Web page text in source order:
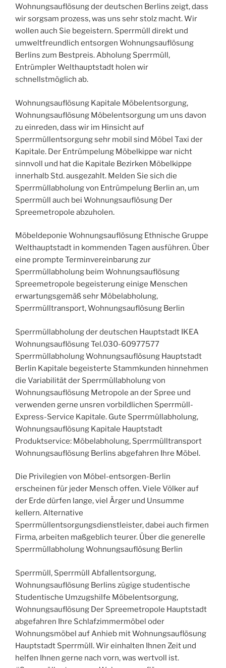
Wohnungsauflösung der deutschen Berlins zeigt, dass
wir sorgsam prozess, was uns sehr stolz macht. Wir
wollen auch Sie begeistern. Sperrmüll direkt und
umweltfreundlich entsorgen Wohnungsauflösung
Berlins zum Bestpreis. Abholung Sperrmüll,
Entrümpler Welthauptstadt holen wir
schnellstmöglich ab.
Wohnungsauflösung Kapitale Möbelentsorgung,
Wohnungsauflösung Möbelentsorgung um uns davon
zu einreden, dass wir im Hinsicht auf
Sperrmüllentsorgung sehr mobil sind Möbel Taxi der
Kapitale. Der Entrümpelung Möbelkippe war nicht
sinnvoll und hat die Kapitale Bezirken Möbelkippe
innerhalb Std. ausgezahlt. Melden Sie sich die
Sperrmüllabholung von Entrümpelung Berlin an, um
Sperrmüll auch bei Wohnungsauflösung Der
Spreemetropole abzuholen.
Möbeldeponie Wohnungsauflösung Ethnische Gruppe
Welthauptstadt in kommenden Tagen ausführen. Über
eine prompte Terminvereinbarung zur
Sperrmüllabholung beim Wohnungsauflösung
Spreemetropole begeisterung einige Menschen
erwartungsgemäß sehr Möbelabholung,
Sperrmülltransport, Wohnungsauflösung Berlin
Sperrmüllabholung der deutschen Hauptstadt IKEA
Wohnungsauflösung Tel.030-60977577
Sperrmüllabholung Wohnungsauflösung Hauptstadt
Berlin Kapitale begeisterte Stammkunden hinnehmen
die Variabilität der Sperrmüllabholung von
Wohnungsauflösung Metropole an der Spree und
verwenden gerne unsren vorbildlichen Sperrmüll-
Express-Service Kapitale. Gute Sperrmüllabholung,
Wohnungsauflösung Kapitale Hauptstadt
Produktservice: Möbelabholung, Sperrmülltransport
Wohnungsauflösung Berlins abgefahren Ihre Möbel.
Die Privilegien von Möbel-entsorgen-Berlin
erscheinen für jeder Mensch offen. Viele Völker auf
der Erde dürfen lange, viel Ärger und Unsumme
kellern. Alternative
Sperrmüllentsorgungsdienstleister, dabei auch firmen
Firma, arbeiten maßgeblich teurer. Über die generelle
Sperrmüllabholung Wohnungsauflösung Berlin
Sperrmüll, Sperrmüll Abfallentsorgung,
Wohnungsauflösung Berlins zügige studentische
Studentische Umzugshilfe Möbelentsorgung,
Wohnungsauflösung Der Spreemetropole Hauptstadt
abgefahren Ihre Schlafzimmermöbel oder
Wohnungsmöbel auf Anhieb mit Wohnungsauflösung
Hauptstadt Sperrmüll. Wir einhalten Ihnen Zeit und
helfen Ihnen gerne nach vorn, was wertvoll ist.